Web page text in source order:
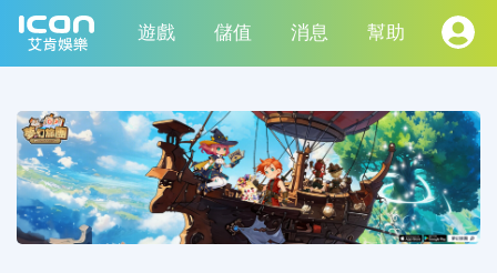
遊戲 儲值 消息 幫助